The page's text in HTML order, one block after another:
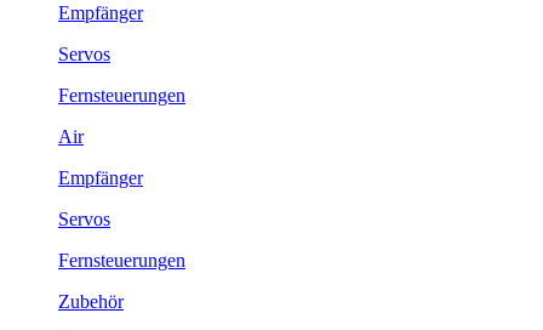
Empfänger
Servos
Fernsteuerungen
Air
Empfänger
Servos
Fernsteuerungen
Zubehör